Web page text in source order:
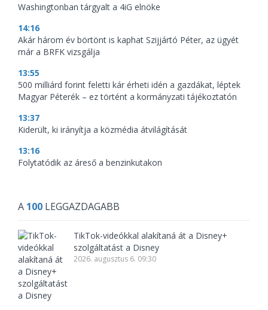
Washingtonban tárgyalt a 4iG elnöke
14:16
Akár három év börtönt is kaphat Szijjártó Péter, az ügyét
már a BRFK vizsgálja
13:55
500 milliárd forint feletti kár érheti idén a gazdákat, léptek
Magyar Péterék – ez történt a kormányzati tájékoztatón
13:37
Kiderült, ki irányítja a közmédia átvilágítását
13:16
Folytatódik az áreső a benzinkutakon
A 100 LEGGAZDAGABB
TikTok-videókkal alakítaná át a Disney+
szolgáltatást a Disney
2026. augusztus 6. 09:30